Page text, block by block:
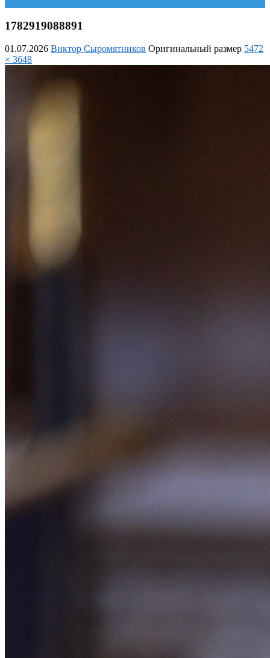
1782919088891
01.07.2026 Виктор Сыромятников Оригинальный размер 5472
× 3648